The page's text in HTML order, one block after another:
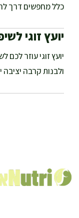
כלל מחפשים דרך
יועץ זוגי
יועץ זוגי עוזר
ולבנות קרבה יציבה